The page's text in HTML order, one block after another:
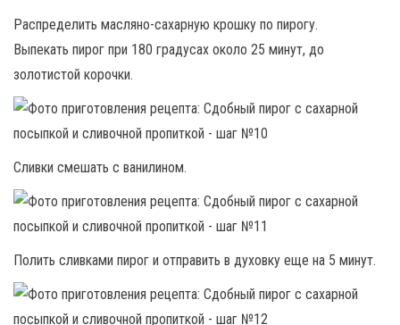
Распределить масляно-сахарную крошку по пирогу.
Выпекать пирог при 180 градусах около 25 минут, до
золотистой корочки.
Сливки смешать с ванилином.
Полить сливками пирог и отправить в духовку еще на 5 минут.